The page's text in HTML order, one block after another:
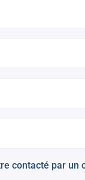
contacté par un